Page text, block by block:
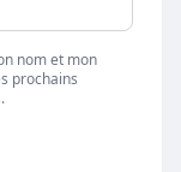
nom et mon
prochains